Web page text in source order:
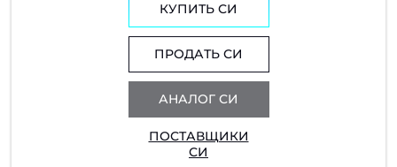
КУПИТЬ СИ
ПРОДАТЬ СИ
АНАЛОГ СИ
ПОСТАВЩИКИ
СИ